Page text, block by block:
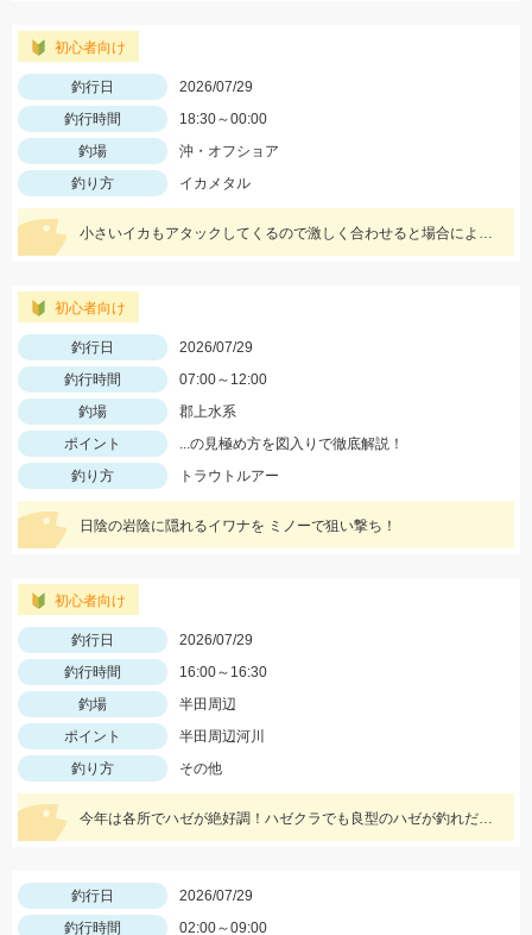
初心者向け
釣行日
2026/07/29
釣行時間
18:30～00:00
釣場
沖・オフショア
釣り方
イカメタル
小さいイカもアタックしてくるので激しく合わせると場合によっては身切れします！
初心者向け
釣行日
2026/07/29
釣行時間
07:00～12:00
釣場
郡上水系
ポイント
...の見極め方を図入りで徹底解説！
釣り方
トラウトルアー
日陰の岩陰に隠れるイワナを ミノーで狙い撃ち！
初心者向け
釣行日
2026/07/29
釣行時間
16:00～16:30
釣場
半田周辺
ポイント
半田周辺河川
釣り方
その他
今年は各所でハゼが絶好調！ハゼクラでも良型のハゼが釣れだしました！今回はシンキングタイプのクランクを使用しました♪
釣行日
2026/07/29
釣行時間
02:00～09:00